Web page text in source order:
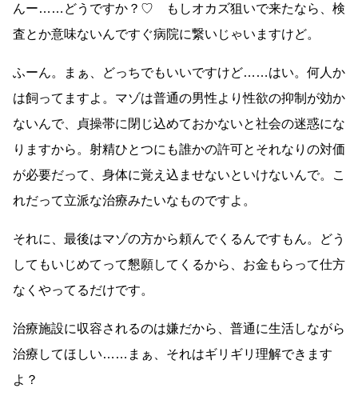
んー……どうですか？♡ もしオカズ狙いで来たなら、検
査とか意味ないんですぐ病院に繋いじゃいますけど。
ふーん。まぁ、どっちでもいいですけど……はい。何人か
は飼ってますよ。マゾは普通の男性より性欲の抑制が効か
ないんで、貞操帯に閉じ込めておかないと社会の迷惑にな
りますから。射精ひとつにも誰かの許可とそれなりの対価
が必要だって、身体に覚え込ませないといけないんで。こ
れだって立派な治療みたいなものですよ。
それに、最後はマゾの方から頼んでくるんですもん。どう
してもいじめてって懇願してくるから、お金もらって仕方
なくやってるだけです。
治療施設に収容されるのは嫌だから、普通に生活しながら
治療してほしい……まぁ、それはギリギリ理解できます
よ？